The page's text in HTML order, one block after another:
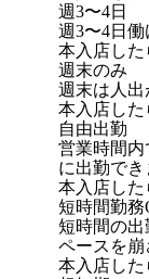
週3〜4日
週3〜4日働
本入店し
週末のみ
週末は人出
本入店し
自由出勤
営業時間
に出勤でき
本入店し
短時間勤務
短時間の
ペースを崩
本入店し